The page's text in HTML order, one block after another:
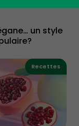
un style
Recettes